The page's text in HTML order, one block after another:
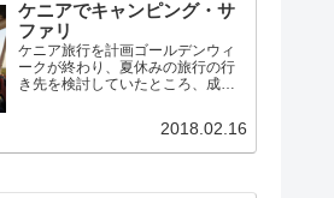
ケニアでキャンピング・サ
ファリ
ケニア旅行を計画ゴールデンウィ
ークが終わり、夏休みの旅行の行
き先を検討していたところ、成
ので、ケニアに行くことにしまし
た。中国南方航空の広州乗継便で
2018.02.16